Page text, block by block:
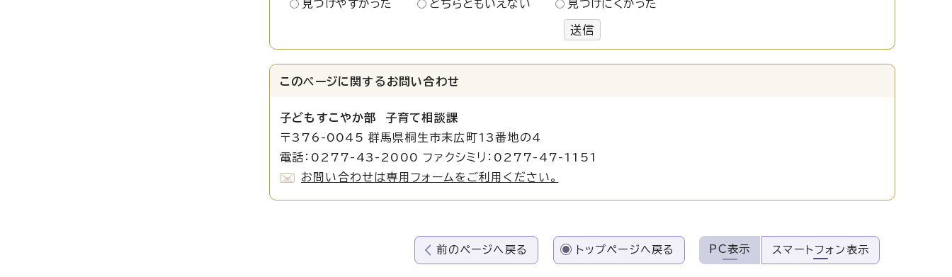
見つけやすかった
どちらともいえない 見つけにくかった
送信
このページに関する お問い合わせ
子どもすこやか部 子育て相談課
〒376-0045 群馬県桐生市末広町13番地の4
電話：0277-43-2000 ファクシミリ：0277-47-1151
お問い合わせは専用フォームをご利用ください。
前のページへ戻る トップページへ戻る PC表示 スマートフォン表示